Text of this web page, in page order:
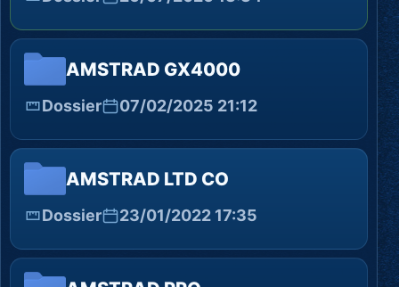
AMSTRAD GX4000
Dossier 07/02/2025 21:12
AMSTRAD LTD CO
Dossier 23/01/2022 17:35